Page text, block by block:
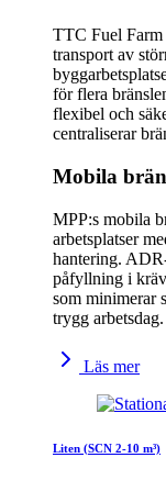
TTC Fuel Farm
transport av
för flera
flexibel och
centraliserar
Mobila
MPP:s mobila
arbetsplatser
hantering.
påfyllning i
som minimerar
trygg arbetsdag.
Läs mer
Liten (SCN 2-10 m³)